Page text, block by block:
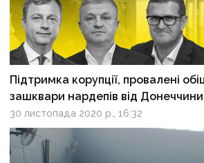
Підтримка корупції, провалені
зашквари нардепів від Донеччини
30 листопада 2020 р., 16:32